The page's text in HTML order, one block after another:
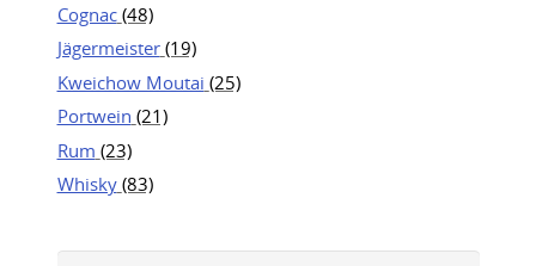
Cognac (48)
Jägermeister (19)
Kweichow Moutai (25)
Portwein (21)
Rum (23)
Whisky (83)